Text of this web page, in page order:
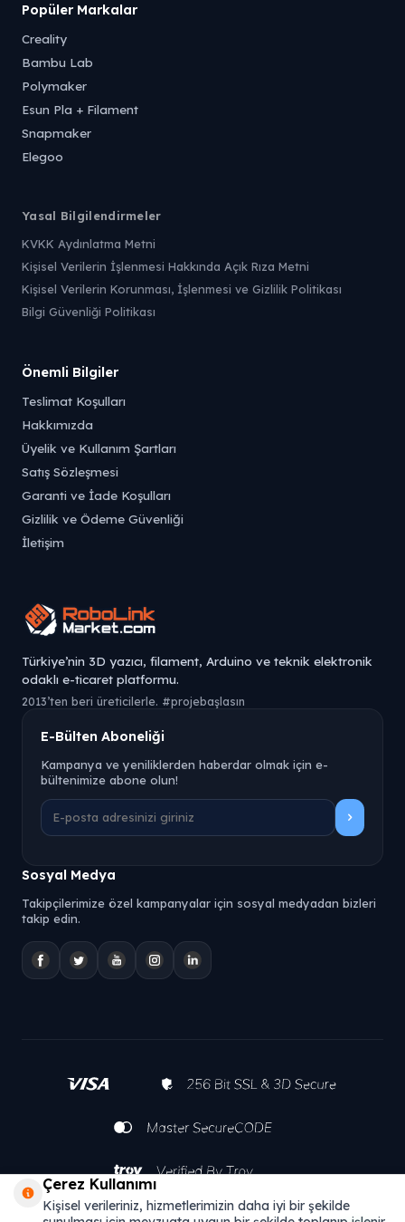
Popüler Markalar
Creality
Bambu Lab
Polymaker
Esun Pla + Filament
Snapmaker
Elegoo
Yasal Bilgilendirmeler
KVKK Aydınlatma Metni
Kişisel Verilerin İşlenmesi Hakkında Açık Rıza Metni
Kişisel Verilerin Korunması, İşlenmesi ve Gizlilik Politikası
Bilgi Güvenliği Politikası
Önemli Bilgiler
Teslimat Koşulları
Hakkımızda
Üyelik ve Kullanım Şartları
Satış Sözleşmesi
Garanti ve İade Koşulları
Gizlilik ve Ödeme Güvenliği
İletişim
Türkiye’nin 3D yazıcı, filament, Arduino ve teknik elektronik
odaklı e-ticaret platformu.
2013’ten beri üreticilerle. #projebaşlasın
E-Bülten Aboneliği
Kampanya ve yeniliklerden haberdar olmak için e-
bültenimize abone olun!
Sosyal Medya
Takipçilerimize özel kampanyalar için sosyal medyadan bizleri
takip edin.
Çerez Kullanımı
Kişisel verileriniz, hizmetlerimizin daha iyi bir şekilde